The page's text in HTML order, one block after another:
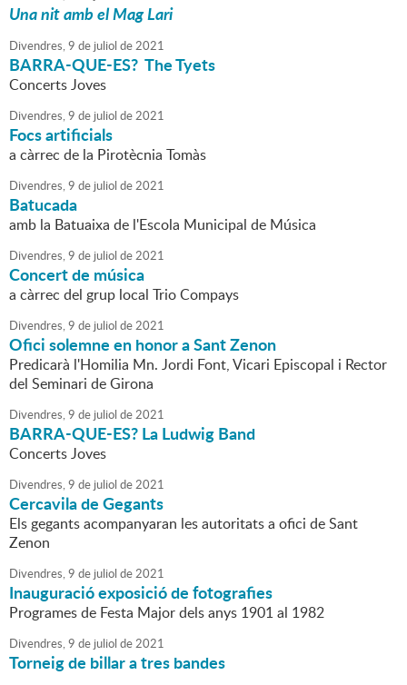
Una nit amb el Mag Lari
Divendres,9 de juliol de2021
BARRA-QUE-ES? The Tyets
Concerts Joves
Divendres,9 de juliol de2021
Focs artificials
a càrrec de la Pirotècnia Tomàs
Divendres,9 de juliol de2021
Batucada
amb la Batuaixa de l'Escola Municipal de Música
Divendres,9 de juliol de2021
Concert de música
a càrrec del grup local Trio Compays
Divendres,9 de juliol de2021
Ofici solemne en honor a Sant Zenon
Predicarà l'Homilia Mn. Jordi Font, Vicari Episcopal i Rector
del Seminari de Girona
Divendres,9 de juliol de2021
BARRA-QUE-ES? La Ludwig Band
Concerts Joves
Divendres,9 de juliol de2021
Cercavila de Gegants
Els gegants acompanyaran les autoritats a ofici de Sant
Zenon
Divendres,9 de juliol de2021
Inauguració exposició de fotografies
Programes de Festa Major dels anys 1901 al 1982
Divendres,9 de juliol de2021
Torneig de billar a tres bandes